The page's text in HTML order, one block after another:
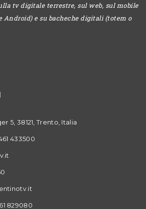
tv digitale terrestre, sul web, sul mobile
Android) e su bacheche digitali (totem o
5, 38121, Trento, Italia
433500
829080